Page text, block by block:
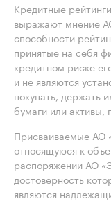
Кредитные
выражают мнение
способности
принятые на себя
кредитном риске
и не являются
покупать, держать
бумаги или активы,
Присваиваемые АО
относящуюся к
распоряжении АО
достоверность
являются